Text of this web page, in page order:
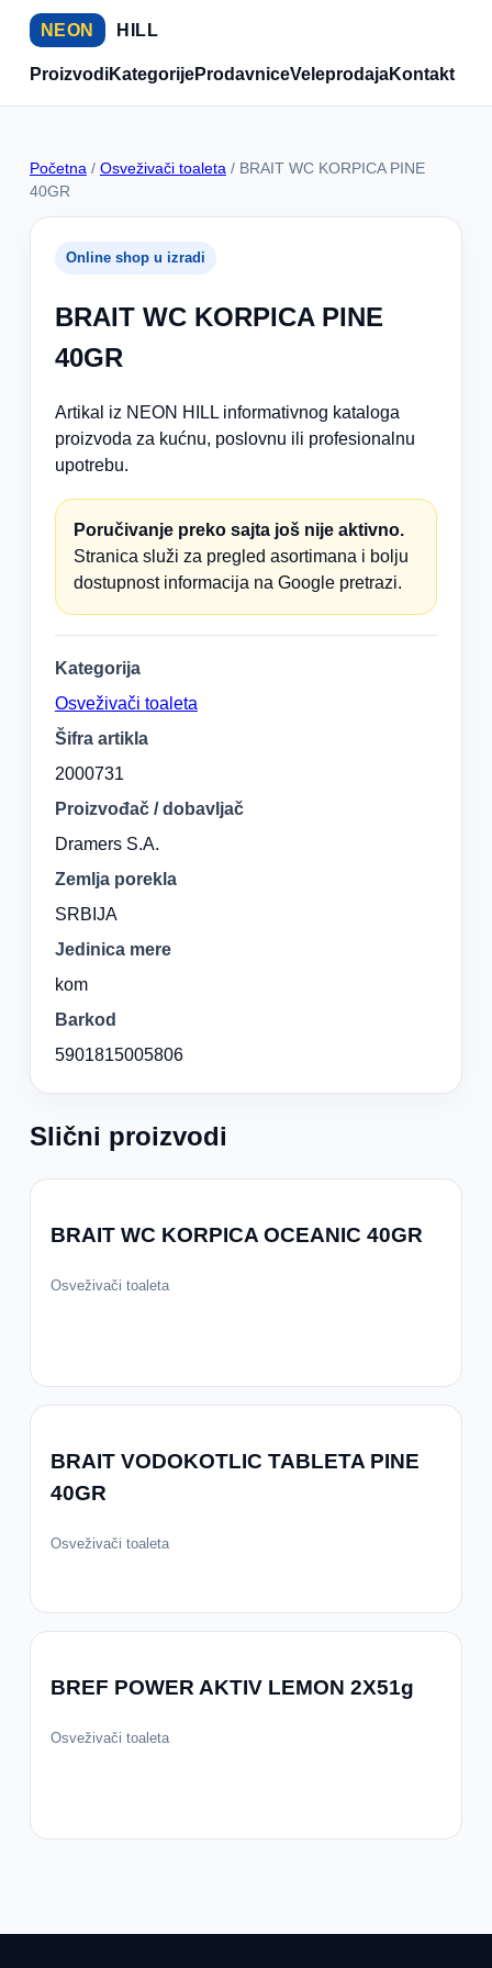
NEON HILL
ProizvodiKategorijeProdavniceVeleprodajaKontakt
Početna / Osveživači toaleta / BRAIT WC KORPICA PINE
40GR
Online shop u izradi
BRAIT WC KORPICA PINE
40GR
Artikal iz NEON HILL informativnog kataloga
proizvoda za kućnu, poslovnu ili profesionalnu
upotrebu.
Poručivanje preko sajta još nije aktivno.
Stranica služi za pregled asortimana i bolju
dostupnost informacija na Google pretrazi.
Kategorija
Osveživači toaleta
Šifra artikla
2000731
Proizvođač / dobavljač
Dramers S.A.
Zemlja porekla
SRBIJA
Jedinica mere
kom
Barkod
5901815005806
Slični proizvodi
BRAIT WC KORPICA OCEANIC 40GR
Osveživači toaleta
BRAIT VODOKOTLIC TABLETA PINE
40GR
Osveživači toaleta
BREF POWER AKTIV LEMON 2X51g
Osveživači toaleta